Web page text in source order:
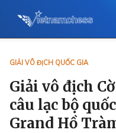
GIẢI VÔ ĐỊCH QUỐC GIA
Giải vô địch
câu lạc bộ
Grand Hồ